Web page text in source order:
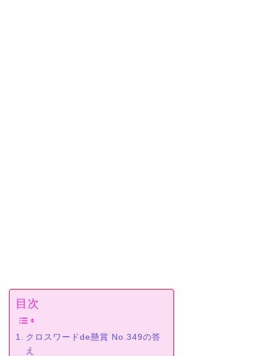
目次
クロスワードde懸賞 No.349の答
え